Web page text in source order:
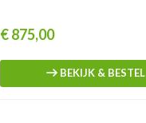
Prijs
€ 875,00
BEKIJK & BESTEL